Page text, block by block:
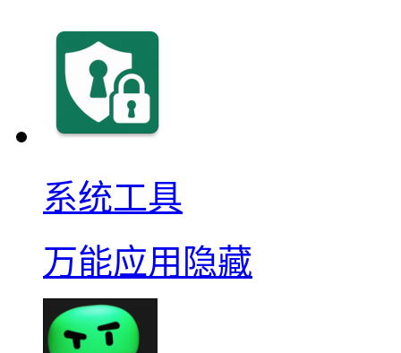
系统工具
万能应用隐藏